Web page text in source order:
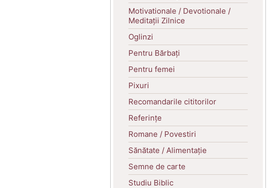
Motivationale / Devotionale /
Meditații Zilnice
Oglinzi
Pentru Bărbați
Pentru femei
Pixuri
Recomandarile cititorilor
Referințe
Romane / Povestiri
Sănătate / Alimentație
Semne de carte
Studiu Biblic